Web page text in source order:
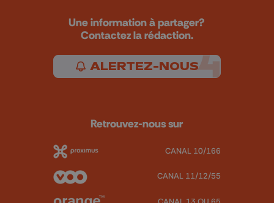
Une information à partager?
Contactez la rédaction.
ALERTEZ-NOUS
Retrouvez-nous sur
CANAL 10/166
CANAL 11/12/55